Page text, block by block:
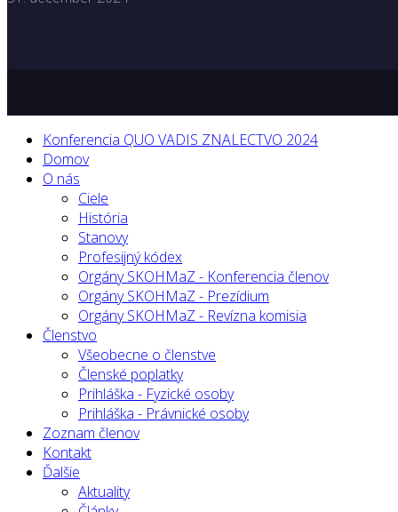
Konferencia QUO VADIS ZNALECTVO 2024
Domov
O nás
Ciele
História
Stanovy
Profesijný kódex
Orgány SKOHMaZ - Konferencia členov
Orgány SKOHMaZ - Prezídium
Orgány SKOHMaZ - Revízna komisia
Členstvo
Všeobecne o členstve
Členské poplatky
Prihláška - Fyzické osoby
Prihláška - Právnické osoby
Zoznam členov
Kontakt
Ďalšie
Aktuality